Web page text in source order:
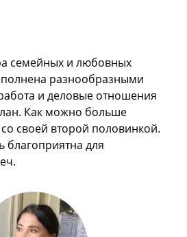
семейных и любовных
разнообразными
и деловые отношения
Как можно больше
своей второй половинкой.
благоприятна для